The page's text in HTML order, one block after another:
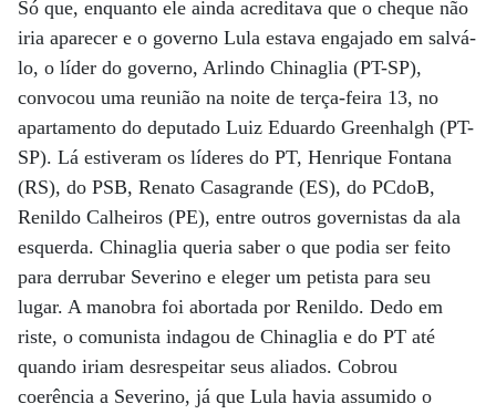
Só que, enquanto ele ainda acreditava que o cheque não
iria aparecer e o governo Lula estava engajado em salvá-
lo, o líder do governo, Arlindo Chinaglia (PT-SP),
convocou uma reunião na noite de terça-feira 13, no
apartamento do deputado Luiz Eduardo Greenhalgh (PT-
SP). Lá estiveram os líderes do PT, Henrique Fontana
(RS), do PSB, Renato Casagrande (ES), do PCdoB,
Renildo Calheiros (PE), entre outros governistas da ala
esquerda. Chinaglia queria saber o que podia ser feito
para derrubar Severino e eleger um petista para seu
lugar. A manobra foi abortada por Renildo. Dedo em
riste, o comunista indagou de Chinaglia e do PT até
quando iriam desrespeitar seus aliados. Cobrou
coerência a Severino, já que Lula havia assumido o